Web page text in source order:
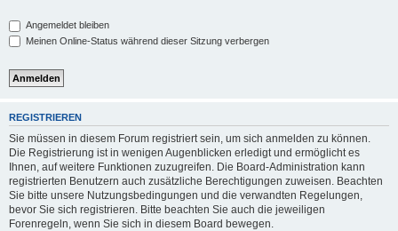
Angemeldet bleiben
Meinen Online-Status während dieser Sitzung verbergen
REGISTRIEREN
Sie müssen in diesem Forum registriert sein, um sich anmelden zu können.
Die Registrierung ist in wenigen Augenblicken erledigt und ermöglicht es
Ihnen, auf weitere Funktionen zuzugreifen. Die Board-Administration kann
registrierten Benutzern auch zusätzliche Berechtigungen zuweisen. Beachten
Sie bitte unsere Nutzungsbedingungen und die verwandten Regelungen,
bevor Sie sich registrieren. Bitte beachten Sie auch die jeweiligen
Forenregeln, wenn Sie sich in diesem Board bewegen.